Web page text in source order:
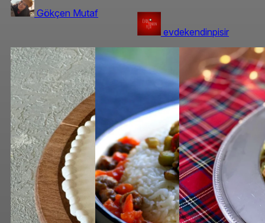
Gökçen Mutaf
evdekendinpisir